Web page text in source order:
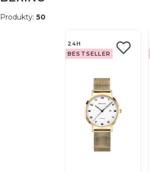
Produkty: 50
24H
BESTSELLER